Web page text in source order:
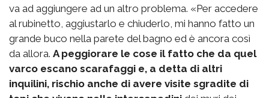
va ad aggiungere ad un altro problema. «Per accedere
al rubinetto, aggiustarlo e chiuderlo, mi hanno fatto un
grande buco nella parete del bagno ed è ancora così
da allora. A peggiorare le cose il fatto che da quel
varco escano scarafaggi e, a detta di altri
inquilini, rischio anche di avere visite sgradite di